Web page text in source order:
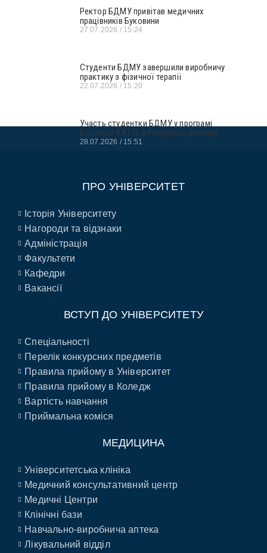
Ректор БДМУ привітав медичних
працівників Буковини
27.07.2026 15:24
Студенти БДМУ завершили виробничу
практику з фізичної терапії
22.07.2026 15:20
Участь студентки БДМУ у програмі
Erasmus+ KA171 в Республіці Австрія
28.07.2026 15:51
ПРО УНІВЕРСИТЕТ
Історія Університету
Нагороди та відзнаки
Адміністрація
Факультети
Кафедри
Вакансії
ВСТУП ДО УНІВЕРСИТЕТУ
Спеціальності
Перелік конкурсних предметів
Правила прийому в Університет
Правила прийому в Коледж
Вартість навчання
Приймальна коміся
МЕДИЦИНА
Університетська клініка
Медичний консультативний центр
Медичні Центри
Клінічні бази
Навчально-виробнича аптека
Лікувальний відділ